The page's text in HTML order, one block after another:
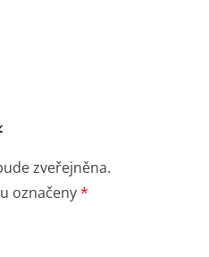
zveřejněna.
označeny*